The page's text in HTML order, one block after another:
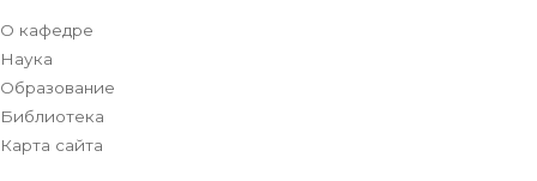
О кафедре
Наука
Образование
Библиотека
Карта сайта